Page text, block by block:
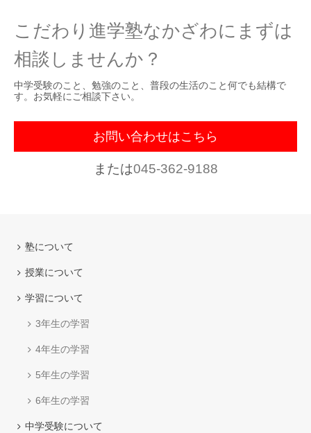
こだわり進学塾なかざわにまずは
相談しませんか？
中学受験のこと、勉強のこと、普段の生活のこと何でも結構で
す。お気軽にご相談下さい。
お問い合わせはこちら
または045-362-9188
塾について
授業について
学習について
3年生の学習
4年生の学習
5年生の学習
6年生の学習
中学受験について